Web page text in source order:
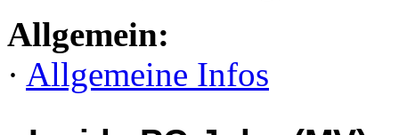
Allgemein:
· Allgemeine Infos